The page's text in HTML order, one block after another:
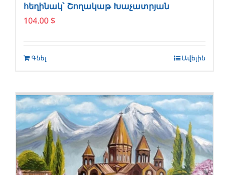
հեղինակ՝ Շողակաթ Խաչատրյան
104.00 $
Գնել Ավելին